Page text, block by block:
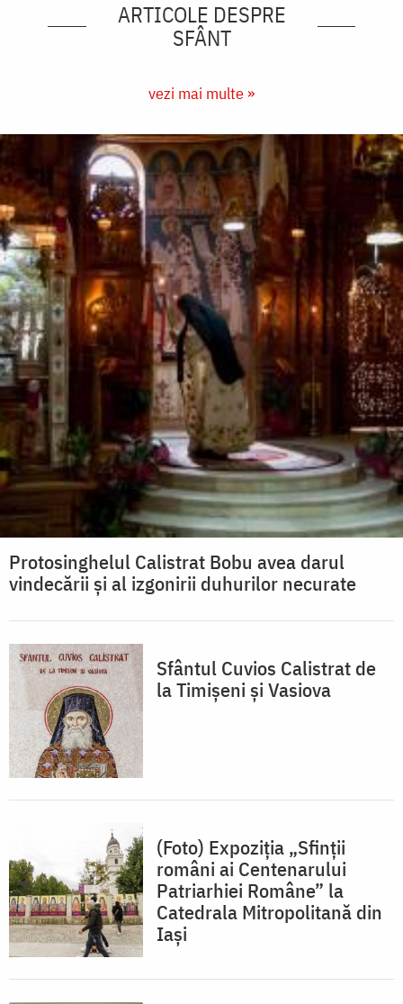
ARTICOLE DESPRE
SFÂNT
vezi mai multe »
Protosinghelul Calistrat Bobu avea darul
vindecării și al izgonirii duhurilor necurate
Sfântul Cuvios Calistrat de
la Timișeni și Vasiova
(Foto) Expoziția „Sfinții
români ai Centenarului
Patriarhiei Române” la
Catedrala Mitropolitană din
Iași